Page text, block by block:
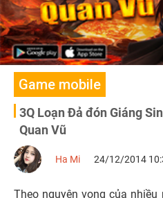
Game mobile
3Q Loạn Đả đón Giáng
Quan Vũ
Ha Mi 24/12/2014
Theo nguyện vọng của